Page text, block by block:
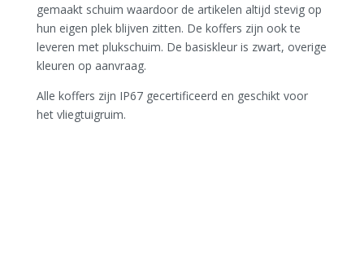
gemaakt schuim waardoor de artikelen altijd stevig op
hun eigen plek blijven zitten. De koffers zijn ook te
leveren met plukschuim. De basiskleur is zwart, overige
kleuren op aanvraag.
Alle koffers zijn IP67 gecertificeerd en geschikt voor
het vliegtuigruim.